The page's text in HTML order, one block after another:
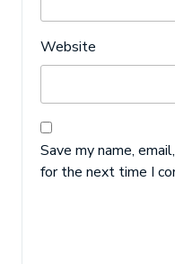
Website
Save my name,
for the next time I